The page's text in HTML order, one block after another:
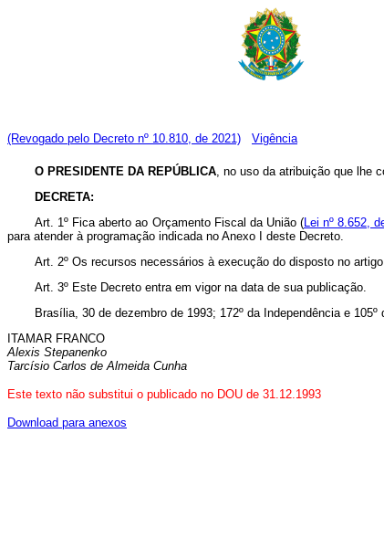
(Revogado pelo Decreto nº 10.810, de 2021) Vigência
O PRESIDENTE DA REPÚBLICA, no uso da atribuição que lhe
DECRETA:
Art. 1º Fica aberto ao Orçamento Fiscal da União (Lei nº 8.652,
para atender à programação indicada no Anexo I deste Decreto.
Art. 2º Os recursos necessários à execução do disposto no
Art. 3º Este Decreto entra em vigor na data de sua publicação.
Brasília, 30 de dezembro de 1993; 172º da Independência e 105º
ITAMAR FRANCO
Alexis Stepanenko
Tarcísio Carlos de Almeida Cunha
Este texto não substitui o publicado no DOU de 31.12.1993
Download para anexos